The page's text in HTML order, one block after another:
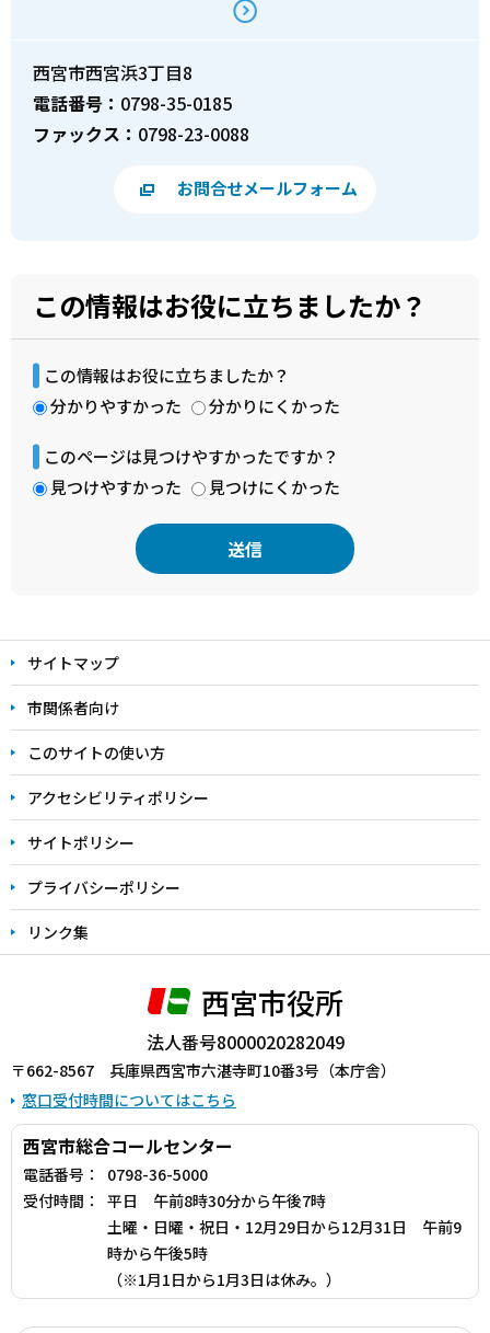
西宮市西宮浜3丁目8
電話番号： 0798-35-0185
ファックス： 0798-23-0088
お問合せメールフォーム
この情報はお役に立ちましたか？
この情報はお役に立ちましたか？
分かりやすかった
分かりにくかった
このページは見つけやすかったですか？
見つけやすかった
見つけにくかった
文
こ
こ
ま
で
サイトマップ
市関係者向け
このサイトの使い方
アクセシビリティポリシー
サイトポリシー
プライバシーポリシー
リンク集
西宮市役所
法人番号8000020282049
〒662-8567 兵庫県西宮市六湛寺町10番3号（本庁舎）
窓口受付時間についてはこちら
西宮市総合コールセンター
電話番号：
0798-36-5000
受付時間：
平日 午前8時30分から午後7時
土曜・日曜・祝日・12月29日から12月31日 午前9
時から午後5時
（※1月1日から1月3日は休み。）